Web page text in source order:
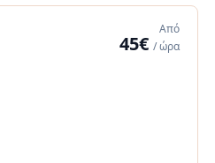
Από
45€/ ώρα